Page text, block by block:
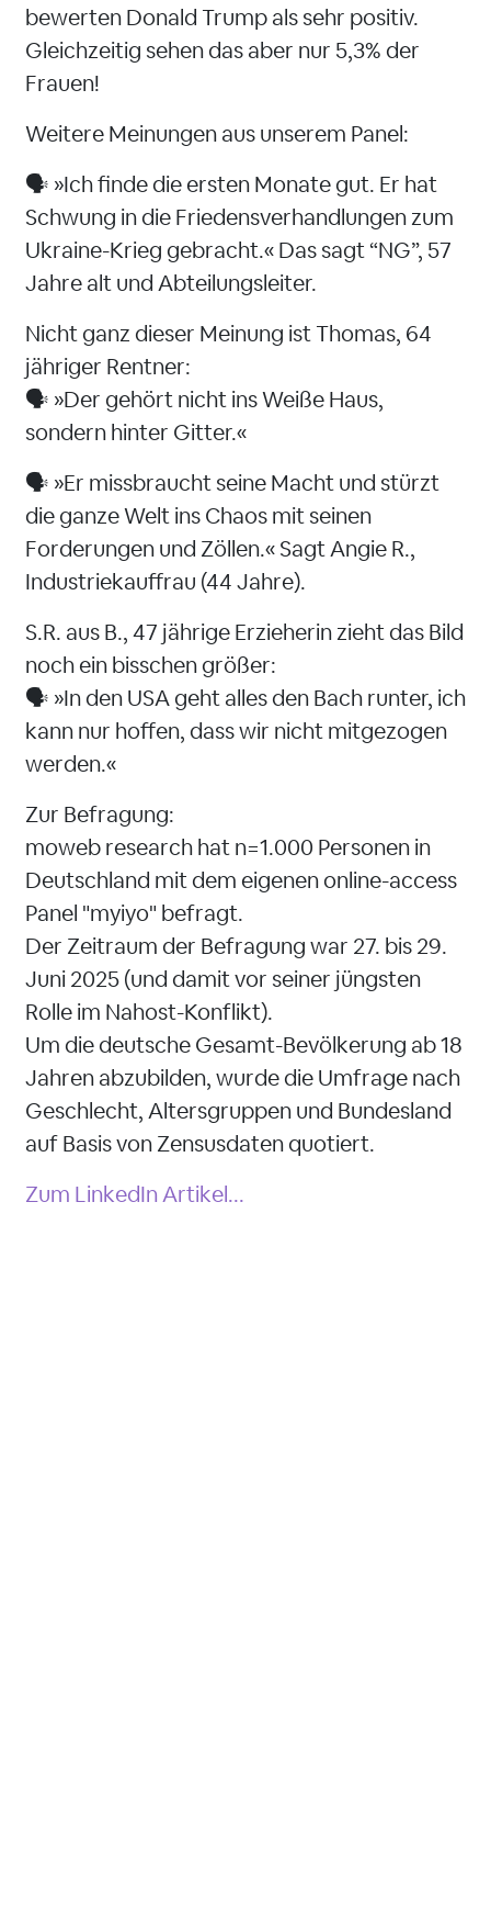
bewerten Donald Trump als sehr positiv.
Gleichzeitig sehen das aber nur 5,3% der
Frauen!
Weitere Meinungen aus unserem Panel:
🗣️ »Ich finde die ersten Monate gut. Er hat
Schwung in die Friedensverhandlungen zum
Ukraine-Krieg gebracht.« Das sagt “NG”, 57
Jahre alt und Abteilungsleiter.
Nicht ganz dieser Meinung ist Thomas, 64
jähriger Rentner:
🗣️ »Der gehört nicht ins Weiße Haus,
sondern hinter Gitter.«
🗣️ »Er missbraucht seine Macht und stürzt
die ganze Welt ins Chaos mit seinen
Forderungen und Zöllen.« Sagt Angie R.,
Industriekauffrau (44 Jahre).
S.R. aus B., 47 jährige Erzieherin zieht das Bild
noch ein bisschen größer:
🗣️ »In den USA geht alles den Bach runter, ich
kann nur hoffen, dass wir nicht mitgezogen
werden.«
Zur Befragung:
moweb research hat n=1.000 Personen in
Deutschland mit dem eigenen online-access
Panel "myiyo" befragt.
Der Zeitraum der Befragung war 27. bis 29.
Juni 2025 (und damit vor seiner jüngsten
Rolle im Nahost-Konflikt).
Um die deutsche Gesamt-Bevölkerung ab 18
Jahren abzubilden, wurde die Umfrage nach
Geschlecht, Altersgruppen und Bundesland
auf Basis von Zensusdaten quotiert.
Zum LinkedIn Artikel...